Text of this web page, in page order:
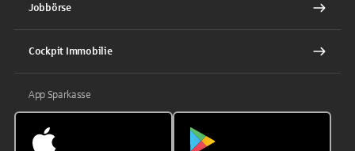
Jobbörse
Cockpit Immobilie
App Sparkasse